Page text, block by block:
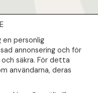
& nyheter!
till våra nyhetsbrev.
personlig
annonsering och för
säkra. För detta
användarna, deras